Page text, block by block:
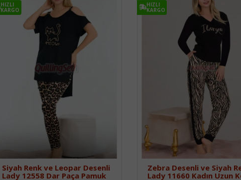
HIZLI
KARGO
Siyah Renk ve Leopar Desenli
Lady 12558 Dar Paça Pamuk
HIZLI
KARGO
Zebra Desenli ve Siyah
Lady 11660 Kadın Uzun